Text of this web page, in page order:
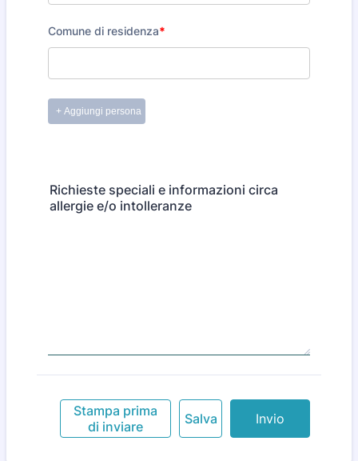
Richieste speciali e informazioni circa
allergie e/o intolleranze
Stampa prima
di inviare
Salva Invio